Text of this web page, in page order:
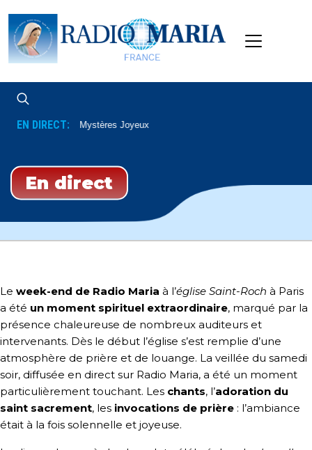
EN DIRECT:
En Latin Mystères Joyeux
En direct
Le week-end de Radio Maria à l’église Saint-Roch à Paris
a été un moment spirituel extraordinaire, marqué par la
présence chaleureuse de nombreux auditeurs et
intervenants. Dès le début l’église s’est remplie d’une
atmosphère de prière et de louange. La veillée du samedi
soir, diffusée en direct sur Radio Maria, a été un moment
particulièrement touchant. Les chants, l’adoration du
saint sacrement, les invocations de prière : l’ambiance
était à la fois solennelle et joyeuse.